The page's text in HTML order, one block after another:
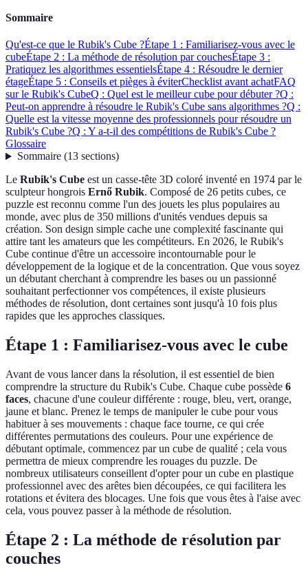
Sommaire
Qu'est-ce que le Rubik's Cube ?Étape 1 : Familiarisez-vous avec le
cubeÉtape 2 : La méthode de résolution par couchesÉtape 3 :
Pratiquez les algorithmes essentielsÉtape 4 : Résoudre le dernier
étageÉtape 5 : Conseils et pièges à éviterChecklist avant achatFAQ
sur le Rubik's CubeQ : Quel est le meilleur cube pour débuter ?Q :
Peut-on apprendre à résoudre le Rubik's Cube sans algorithmes ?Q :
Quelle est la vitesse moyenne des professionnels pour résoudre un
Rubik's Cube ?Q : Y a-t-il des compétitions de Rubik's Cube ?
Glossaire
Sommaire(13 sections)
Le Rubik's Cube est un casse-tête 3D coloré inventé en 1974 par le
sculpteur hongrois Ernő Rubik. Composé de 26 petits cubes, ce
puzzle est reconnu comme l'un des jouets les plus populaires au
monde, avec plus de 350 millions d'unités vendues depuis sa
création. Son design simple cache une complexité fascinante qui
attire tant les amateurs que les compétiteurs. En 2026, le Rubik's
Cube continue d'être un accessoire incontournable pour le
développement de la logique et de la concentration. Que vous soyez
un débutant cherchant à comprendre les bases ou un passionné
souhaitant perfectionner vos compétences, il existe plusieurs
méthodes de résolution, dont certaines sont jusqu'à 10 fois plus
rapides que les approches classiques.
Étape 1 : Familiarisez-vous avec le cube
Avant de vous lancer dans la résolution, il est essentiel de bien
comprendre la structure du Rubik's Cube. Chaque cube possède 6
faces, chacune d'une couleur différente : rouge, bleu, vert, orange,
jaune et blanc. Prenez le temps de manipuler le cube pour vous
habituer à ses mouvements : chaque face tourne, ce qui crée
différentes permutations des couleurs. Pour une expérience de
débutant optimale, commencez par un cube de qualité ; cela vous
permettra de mieux comprendre les rouages du puzzle. De
nombreux utilisateurs conseillent d'opter pour un cube en plastique
professionnel avec des arêtes bien découpées, ce qui facilitera les
rotations et évitera des blocages. Une fois que vous êtes à l'aise avec
cela, vous pouvez passer à la méthode de résolution.
Étape 2 : La méthode de résolution par
couches